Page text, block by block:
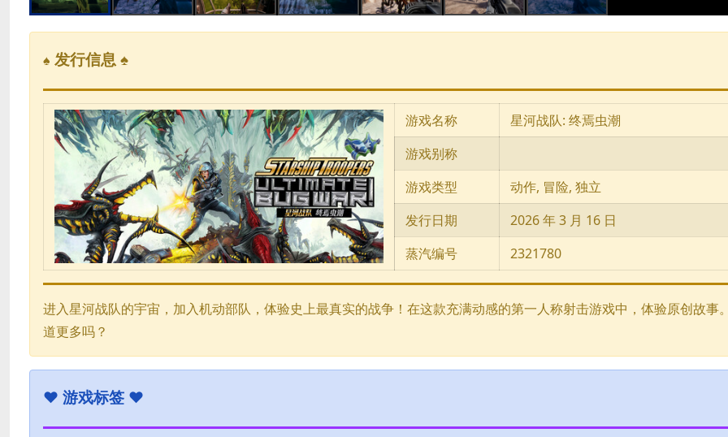
♠ 发行信息 ♠
游戏名称
星河战队: 终焉虫潮
游戏别称
游戏类型
动作, 冒险, 独立
发行日期
2026 年 3 月 16 日
蒸汽编号
2321780
进入星河战队的宇宙，加入机动部队，体验史上最真实的战争！在这款充满动感的第一人称射击游戏中，体验原创故事
道更多吗？
♥ 游戏标签 ♥